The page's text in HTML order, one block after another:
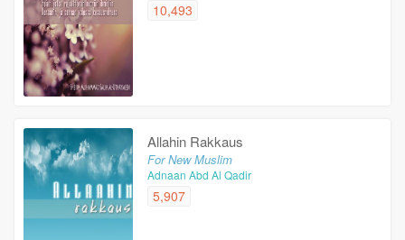
10,493
Allahin Rakkaus
For New Muslim
Adnaan Abd Al Qadir
5,907